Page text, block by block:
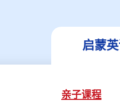
启蒙
亲子课程